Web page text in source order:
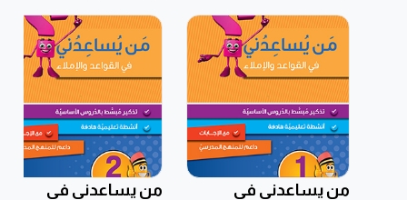
سنوات
10-11 سنوات
من يساعدني في
من يساعدني في